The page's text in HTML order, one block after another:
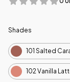
Shades
101 Salted
102 Vanilla